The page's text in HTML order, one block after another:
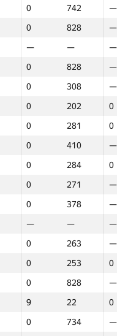
0 742
—
0 828
—
— —
—
0 828
—
0 308
—
0 202
0
0 281
0
0 410
—
0 284
0
0 271
—
0 378
—
— —
—
0 263
—
0 253
0
0 828
—
9 22
0
0 734
—
0 742
—
0 828
—
— —
—
0 828
—
0 308
—
0 202
0
0 281
0
0 410
—
0 284
0
0 271
—
0 378
—
— —
—
0 263
—
0 253
0
0 828
—
9 22
0
0 734
—